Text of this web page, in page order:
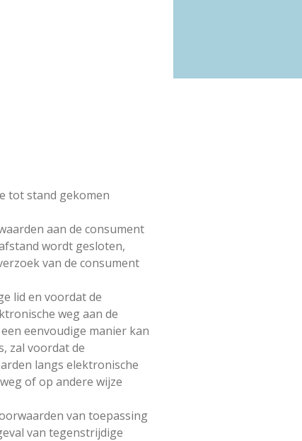
tot stand gekomen
aan de consument
wordt gesloten,
van de consument
lid en voordat de
weg aan de
eenvoudige manier kan
zal voordat de
langs elektronische
of op andere wijze
van toepassing
van tegenstrijdige